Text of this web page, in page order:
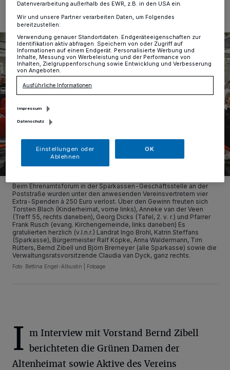
Beim Ehrenamtsforum in der Sparkassen-Geschäftsstelle an der
Poststraße wurden unter den anwesenden Vereinsvertretern vier
Extra-Spenden à 250 Euro verlost. Über den Gewinn freuten sich
Torsten Blach (Kinderheimat, vorne links), Anneke van der Veen
(Treff 55, rechts daneben), Georg Dicks (Tafel, 2. v. r.) und Pfarrer
Frank Rusch (evang. Kirchengemeinde, links daneben) Es
gratulierten herzlich (v.l.n.r.) Landrat Ingo Brohl, Katrin Steffans
(Sparkasse), Bürgermeister Ralf Köpke, Anna Waldermann, Tim
Rütters, Bernd Zibell und Björn Bremeyer (alle Sparkasse) sowie die
Verwaltungsratsvorsitzende Claudia van Dyck, ganz rechts.
Foto: Bettina Engel-Albustin | Fotoage
I m Interview mit Vorstand Bernd Zibell
berichteten die Grünen Damen der
Altenheimat sowie Aktive des Vereins
Datenverarbeitung außerhalb des EWR, z.B. in den USA ein.
Wir und unsere Partner verarbeiten Daten, um Folgendes
bereitzustellen:
Verwendung genauer Standortdaten. Endgeräteeigenschaften zur
Identifikation aktiv abfragen. Speichern von oder Zugriff auf
Informationen auf einem Endgerät. Personalisierte Werbung und
Inhalte, Messung von Werbeleistung und der Performance von
Inhalten, Zielgruppenforschung sowie Entwicklung und Verbesserung
von Angeboten.
Ausführliche Informationen
Impressum
Datenschutz
Einstellungen oder
Ablehnen
OK